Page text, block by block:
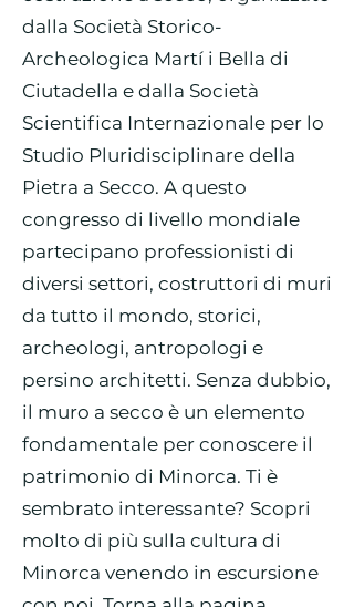
dalla Società Storico-
Archeologica Martí i Bella di
Ciutadella e dalla Società
Scientifica Internazionale per lo
Studio Pluridisciplinare della
Pietra a Secco. A questo
congresso di livello mondiale
partecipano professionisti di
diversi settori, costruttori di muri
da tutto il mondo, storici,
archeologi, antropologi e
persino architetti. Senza dubbio,
il muro a secco è un elemento
fondamentale per conoscere il
patrimonio di Minorca. Ti è
sembrato interessante? Scopri
molto di più sulla cultura di
Minorca venendo in escursione